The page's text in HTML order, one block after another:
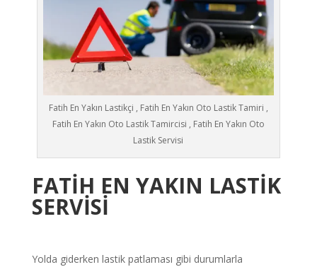
Fatih En Yakın Lastikçi , Fatih En Yakın Oto Lastik Tamiri ,
Fatih En Yakın Oto Lastik Tamircisi , Fatih En Yakın Oto
Lastik Servisi
FATİH EN YAKIN LASTİK
SERVİSİ
Yolda giderken lastik patlaması gibi durumlarla